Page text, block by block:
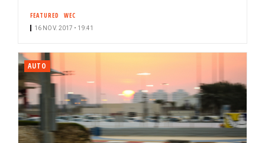
FEATURED WEC
16 NOV. 2017 • 19:41
AUTO